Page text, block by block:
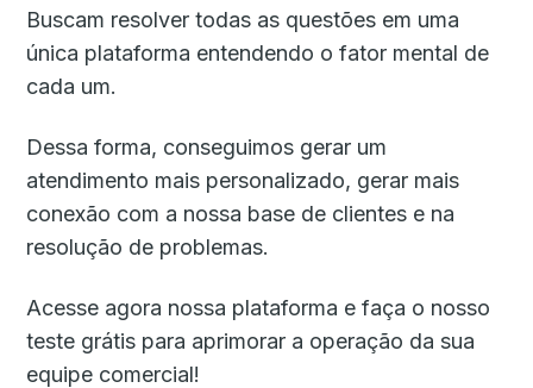
Buscam resolver todas as questões em uma
única plataforma entendendo o fator mental de
cada um.
Dessa forma, conseguimos gerar um
atendimento mais personalizado, gerar mais
conexão com a nossa base de clientes e na
resolução de problemas.
Acesse agora nossa plataforma e faça o nosso
teste grátis para aprimorar a operação da sua
equipe comercial!